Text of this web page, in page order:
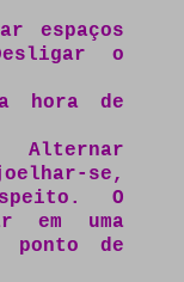
espaços
o
hora de
se,
O
em uma
ponto de